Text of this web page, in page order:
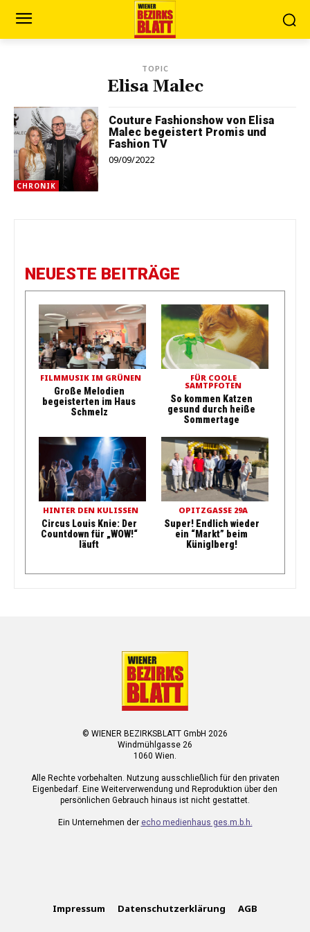
TOPIC
Elisa Malec
CHRONIK
Couture Fashionshow von Elisa
Malec begeistert Promis und
Fashion TV
09/09/2022
NEUESTE BEITRÄGE
FILMMUSIK IM GRÜNEN
Große Melodien
begeisterten im Haus
Schmelz
FÜR COOLE
SAMTPFOTEN
So kommen Katzen
gesund durch heiße
Sommertage
HINTER DEN KULISSEN
Circus Louis Knie: Der
Countdown für „WOW!“
läuft
OPITZGASSE 29A
Super! Endlich wieder
ein “Markt” beim
Küniglberg!
© WIENER BEZIRKSBLATT GmbH 2026
Windmühlgasse 26
1060 Wien.
Alle Rechte vorbehalten. Nutzung ausschließlich für den privaten
Eigenbedarf. Eine Weiterverwendung und Reproduktion über den
persönlichen Gebrauch hinaus ist nicht gestattet.
Ein Unternehmen der echo medienhaus ges.m.b.h.
Impressum Datenschutzerklärung AGB